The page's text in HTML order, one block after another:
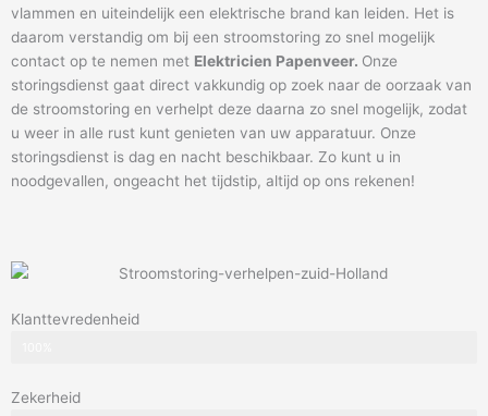
vlammen en uiteindelijk een elektrische brand kan leiden. Het is
daarom verstandig om bij een stroomstoring zo snel mogelijk
contact op te nemen met Elektricien Papenveer. Onze
storingsdienst gaat direct vakkundig op zoek naar de oorzaak van
de stroomstoring en verhelpt deze daarna zo snel mogelijk, zodat
u weer in alle rust kunt genieten van uw apparatuur. Onze
storingsdienst is dag en nacht beschikbaar. Zo kunt u in
noodgevallen, ongeacht het tijdstip, altijd op ons rekenen!
Klanttevredenheid
Zekerheid